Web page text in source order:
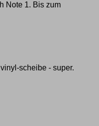
Note 1. Bis zum
scheibe - super.